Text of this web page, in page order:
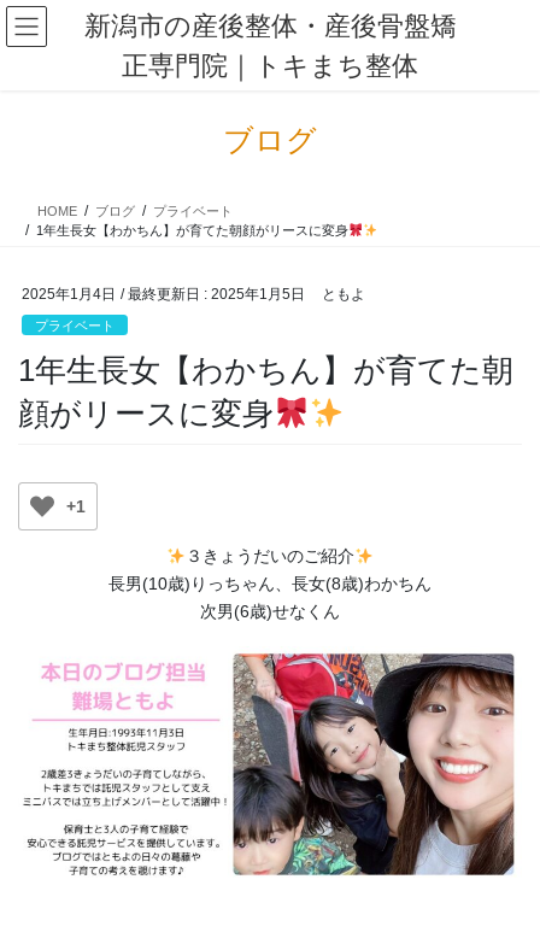
コ
ン
ナ
ビ
新潟市の産後整体・産後骨盤矯
正専門院｜トキまち整体
ブログ
HOME ブログ
プライベート
1年生長女【わかちん】が育てた朝顔がリースに変身
2025年1月4日 / 最終更新日 : 2025年1月5日 ともよ
プライベート
1年生長女【わかちん】が育てた朝
顔がリースに変身
+1
３きょうだいのご紹介
長男(10歳)りっちゃん、長女(8歳)わかちん
次男(6歳)せなくん